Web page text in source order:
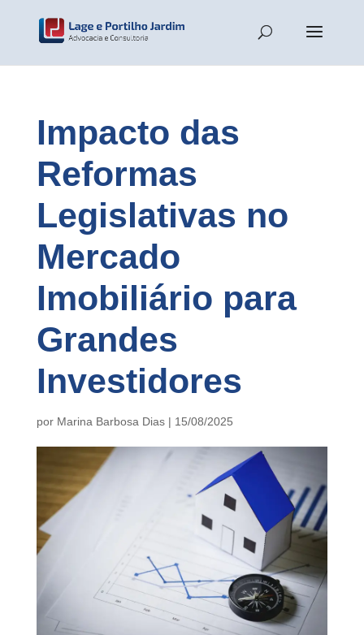
Impacto das
Reformas
Legislativas no
Mercado
Imobiliário para
Grandes
Investidores
por Marina Barbosa Dias| 15/08/2025